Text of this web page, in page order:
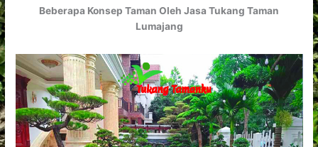
Beberapa Konsep Taman Oleh Jasa Tukang Taman
Lumajang